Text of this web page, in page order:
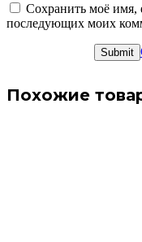
Сохранить моё имя,
последующих моих
Похожие